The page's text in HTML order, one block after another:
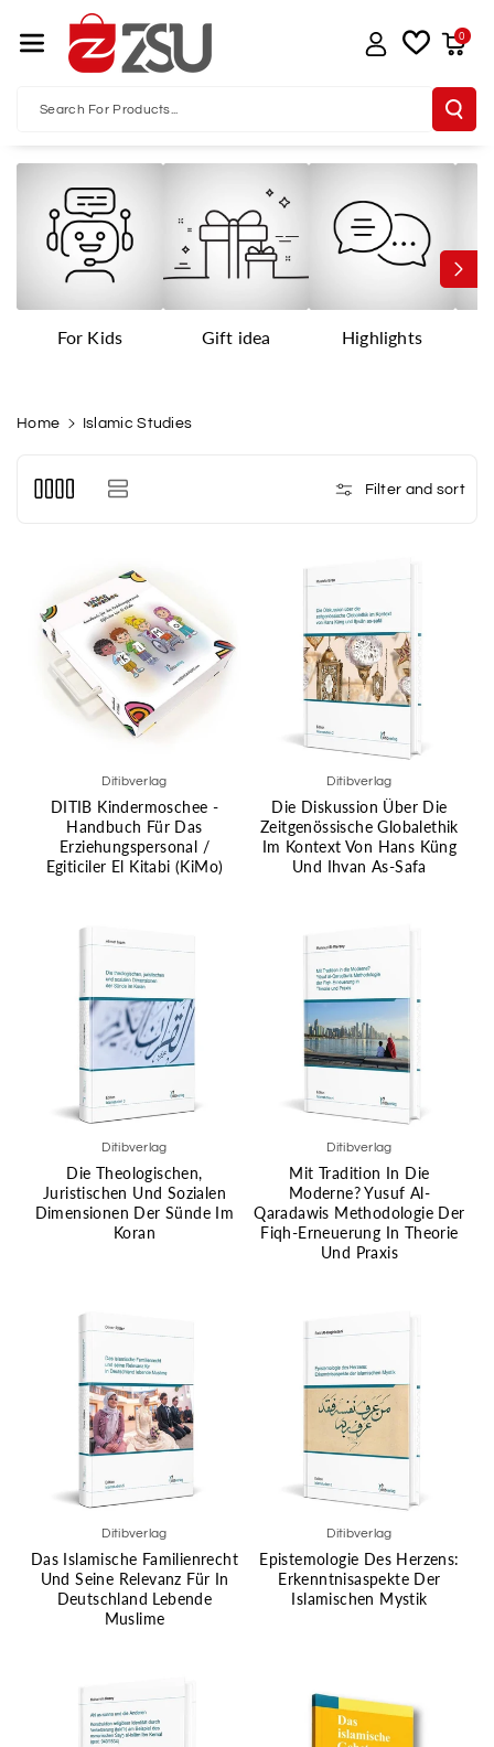
Tent
Search For Products...
0
For Kids Gift idea Highlights
Home Islamic Studies
Filter and sort
Ditibverlag
DITIB Kindermoschee -
Handbuch Für Das
Erziehungspersonal /
Egiticiler El Kitabi (KiMo)
Ditibverlag
Die Diskussion Über Die
Zeitgenössische Globalethik
Im Kontext Von Hans Küng
Und Ihvan As-Safa
Ditibverlag
Die Theologischen,
Juristischen Und Sozialen
Dimensionen Der Sünde Im
Koran
Ditibverlag
Mit Tradition In Die
Moderne? Yusuf Al-
Qaradawis Methodologie Der
Fiqh-Erneuerung In Theorie
Und Praxis
Ditibverlag
Das Islamische Familienrecht
Und Seine Relevanz Für In
Deutschland Lebende
Muslime
Ditibverlag
Epistemologie Des Herzens:
Erkenntnisaspekte Der
Islamischen Mystik